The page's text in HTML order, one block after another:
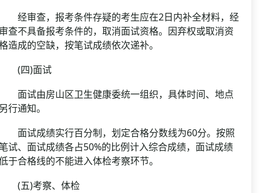
审查，报考条件存疑的考生应在2日内补全材料，经
查不具备报考条件的，取消面试资格。因弃权或取消资
造成的空缺，按笔试成绩依次递补。
四)面试
试由房山区卫生健康委统一组织，具体时间、地点
行通知。
试成绩实行百分制，划定合格分数线为60分。按照
试、面试成绩各占50%的比例计入综合成绩，面试成绩
于合格线的不能进入体检考察环节。
五)考察、体检